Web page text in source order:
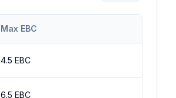
Max EBC
4.5 EBC
6.5 EBC